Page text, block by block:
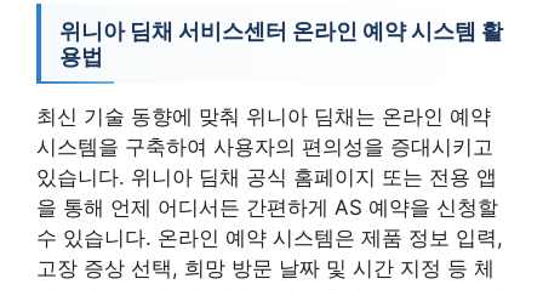
위니아 딤채 서비스센터 온라인 예약 시스템 활
용법
최신 기술 동향에 맞춰 위니아 딤채는 온라인 예약
시스템을 구축하여 사용자의 편의성을 증대시키고
있습니다. 위니아 딤채 공식 홈페이지 또는 전용 앱
을 통해 언제 어디서든 간편하게 AS 예약을 신청할
수 있습니다. 온라인 예약 시스템은 제품 정보 입력,
고장 증상 선택, 희망 방문 날짜 및 시간 지정 등 체